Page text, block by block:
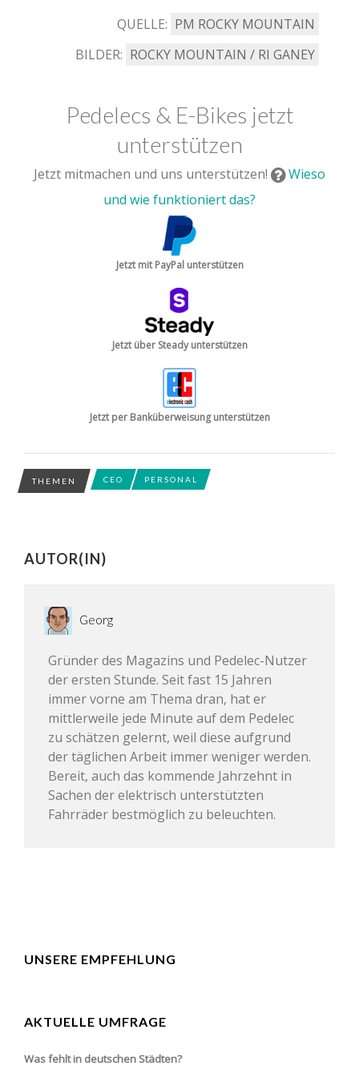
QUELLE: PM ROCKY MOUNTAIN
BILDER: ROCKY MOUNTAIN / RI GANEY
Pedelecs & E-Bikes jetzt
unterstützen
Jetzt mitmachen und uns unterstützen!
Wieso
und wie funktioniert das?
Jetzt mit PayPal unterstützen
Jetzt über Steady unterstützen
Jetzt per Banküberweisung unterstützen
THEMEN CEO PERSONAL
AUTOR(IN)
Georg
Gründer des Magazins und Pedelec-Nutzer
der ersten Stunde. Seit fast 15 Jahren
immer vorne am Thema dran, hat er
mittlerweile jede Minute auf dem Pedelec
zu schätzen gelernt, weil diese aufgrund
der täglichen Arbeit immer weniger werden.
Bereit, auch das kommende Jahrzehnt in
Sachen der elektrisch unterstützten
Fahrräder bestmöglich zu beleuchten.
UNSERE EMPFEHLUNG
AKTUELLE UMFRAGE
Was fehlt in deutschen Städten?